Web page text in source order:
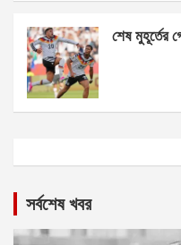
শেষ মুহূর্তের
সর্বশেষ খবর